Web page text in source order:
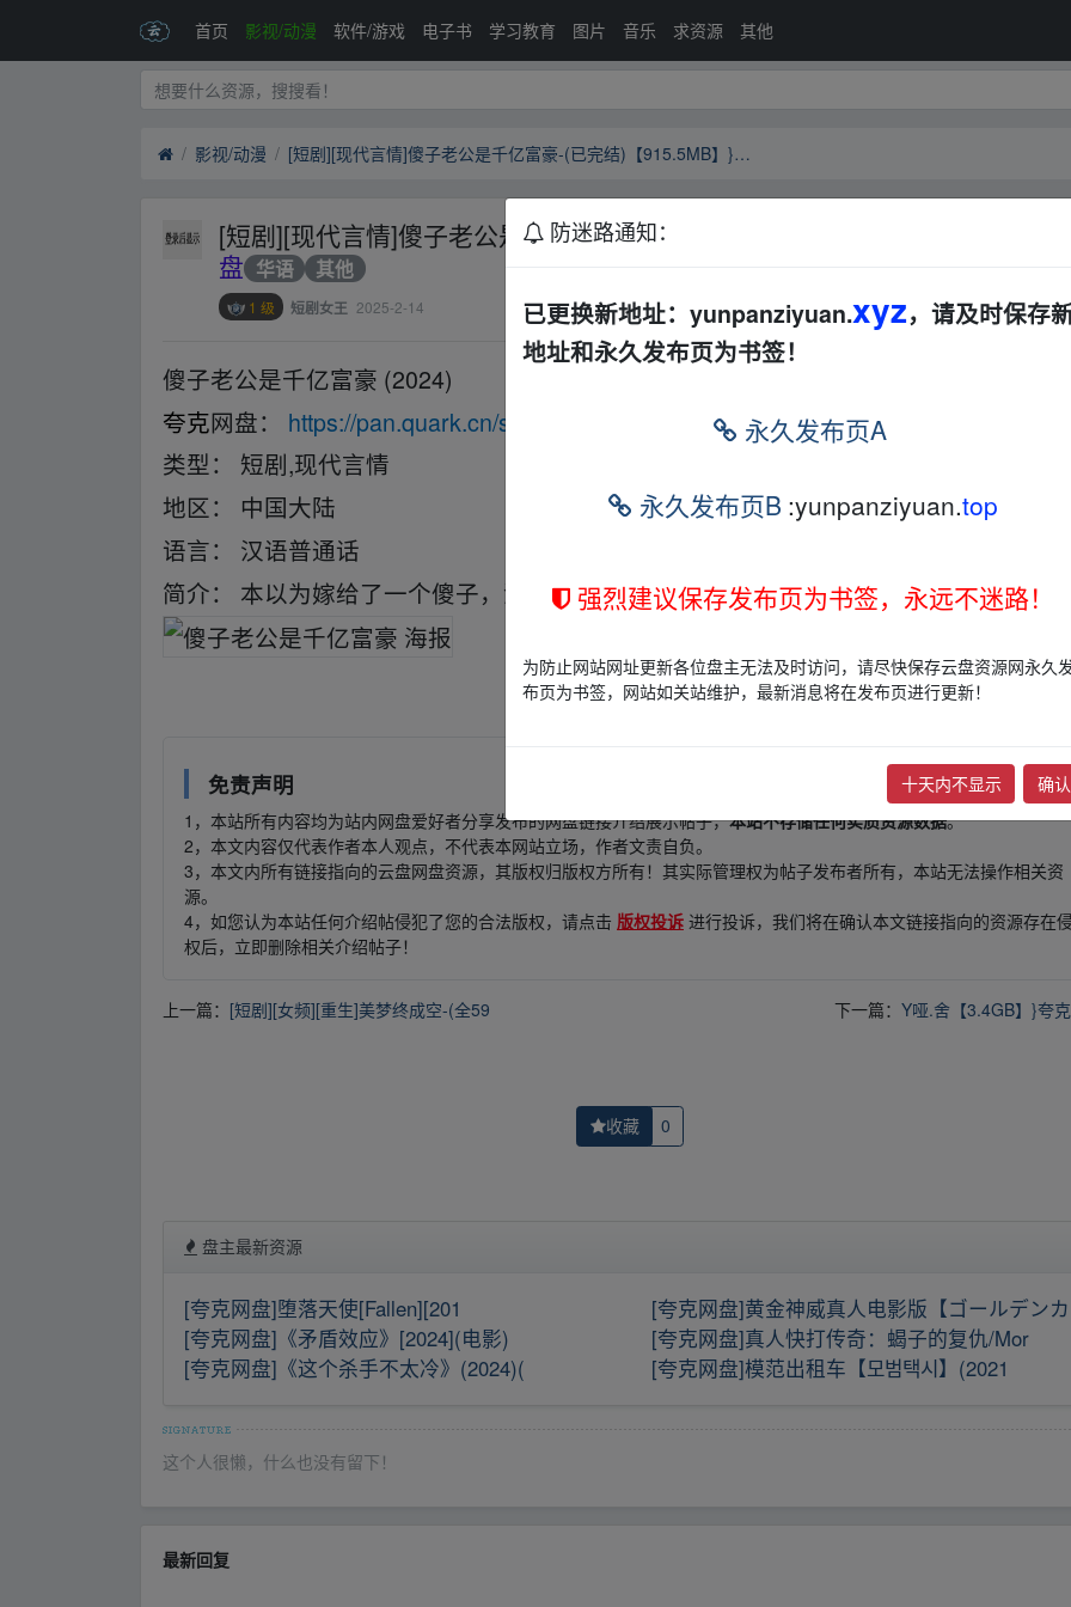
首页 影视/动漫 软件/游戏 电子书 学习教育 图片 音乐 求资源 其他
影视/动漫 [短剧][现代言情]傻子老公是千亿富豪-(已完结)【915.5MB】}夸克网盘
[短剧][现代言情]傻子老公是千亿富豪-(已完结)【915.5MB】}夸克网盘
夸克
盘 华语 其他
1 级 短剧女王 2025-2-14
傻子老公是千亿富豪 (2024)
夸克网盘： https://pan.quark.cn/s/e58ee2eafcf8 ▂fr▁om w﹏ww.y▁un pan﹏zi▁yu▁an.xy、z
类型： 短剧,现代言情
地区： 中国大陆 ▂fr▁om w﹏ww.y▁un pan﹏zi▁yu▁an.xy、z
语言： 汉语普通话
简介： 本以为嫁给了一个傻子，没想到最后竟发现……
免责声明
1，本站所有内容均为站内网盘爱好者分享发布的网盘链接介绍展示帖子，本站不存储任何实质资源数据。
2，本文内容仅代表作者本人观点，不代表本网站立场，作者文责自负。
3，本文内所有链接指向的云盘网盘资源，其版权归版权方所有！其实际管理权为帖子发布者所有，本站无法操作相关资
源。
4，如您认为本站任何介绍帖侵犯了您的合法版权，请点击 版权投诉 进行投诉，我们将在确认本文链接指向的资源存在
权后，立即删除相关介绍帖子！
上一篇： [短剧][女频][重生]美梦终成空-(全59 下一篇： Y哑.舍【3.4GB】}夸
收藏 0
盘主最新资源
[夸克网盘]堕落天使[Fallen][201
[夸克网盘]黄金神威真人电影版【ゴールデンカ
[夸克网盘]《矛盾效应》[2024](电影)
[夸克网盘]真人快打传奇：蝎子的复仇/Mor
[夸克网盘]《这个杀手不太冷》(2024)(
[夸克网盘]模范出租车【모범택시】(2021
这个人很懒，什么也没有留下！
最新回复
防迷路通知：
已更换新地址：yunpanziyuan.xyz，请及时保存
地址和永久发布页为书签！
永久发布页A
永久发布页B :yunpanziyuan.top
强烈建议保存发布页为书签，永远不迷路！
为防止网站网址更新各位盘主无法及时访问，请尽快保存云盘资源网永久
布页为书签，网站如关站维护，最新消息将在发布页进行更新！
十天内不显示 确认